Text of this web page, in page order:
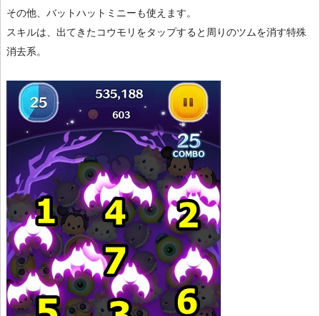
その他、バットハットミニーも使えます。
スキルは、出てきたコウモリをタップすると周りのツムを消す特殊
消去系。